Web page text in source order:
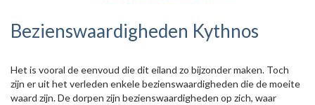
Bezienswaardigheden Kythnos
Het is vooral de eenvoud die dit eiland zo bijzonder maken. Toch
zijn er uit het verleden enkele bezienswaardigheden die de moeite
waard zijn. De dorpen zijn bezienswaardigheden op zich, waar